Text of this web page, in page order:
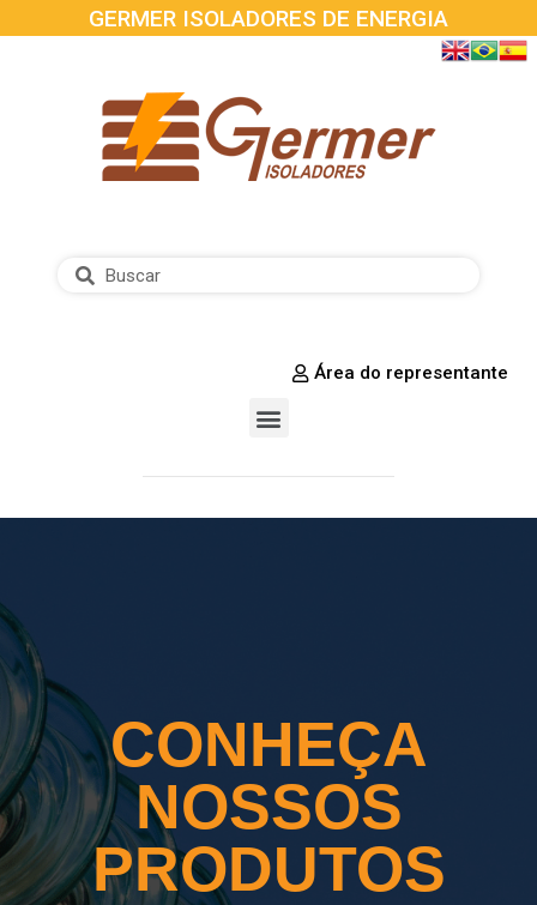
GERMER ISOLADORES DE ENERGIA
Área do representante
CONHEÇA
NOSSOS
PRODUTOS